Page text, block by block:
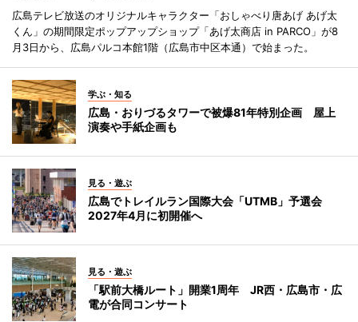
広島テレビ放送のオリジナルキャラクター「おしゃべり唐あげ あげ太
くん」の期間限定ポップアップショップ「あげ太商店 in PARCO」が8
月3日から、広島パルコ本館1階（広島市中区本通）で始まった。
学ぶ・知る
広島・おりづるタワーで被爆81年特別企画 屋上
演奏や手紙企画も
見る・遊ぶ
広島でトレイルラン国際大会「UTMB」予選会
2027年4月に初開催へ
見る・遊ぶ
「駅前大橋ルート」開業1周年 JR西・広島市・広
電が合同コンサート